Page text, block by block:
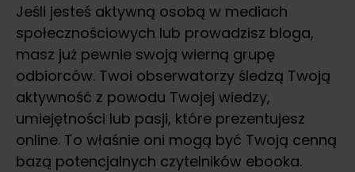
Jeśli jesteś aktywną osobą w mediach
społecznościowych lub prowadzisz bloga,
masz już pewnie swoją wierną grupę
odbiorców. Twoi obserwatorzy śledzą Twoją
aktywność z powodu Twojej wiedzy,
umiejętności lub pasji, które prezentujesz
online. To właśnie oni mogą być Twoją cenną
bazą potencjalnych czytelników ebooka.